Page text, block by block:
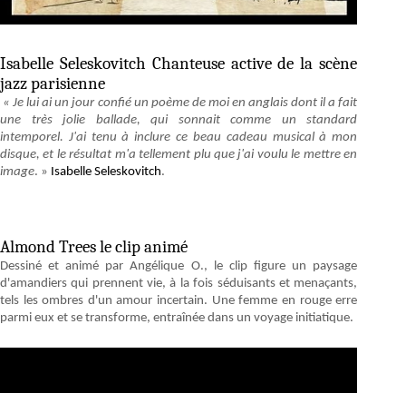
Isabelle Seleskovitch Chanteuse active de la scène
jazz parisienne
« Je lui ai un jour confié un poème de moi en anglais dont il a fait
une très jolie ballade, qui sonnait comme un standard
intemporel. J'ai tenu à inclure ce beau cadeau musical à mon
disque, et le résultat m'a tellement plu que j'ai voulu le mettre en
image. » Isabelle Seleskovitch.
Almond Trees le clip animé
Dessiné et animé par Angélique O., le clip figure un paysage
d'amandiers qui prennent vie, à la fois séduisants et menaçants,
tels les ombres d'un amour incertain. Une femme en rouge erre
parmi eux et se transforme, entraînée dans un voyage initiatique.